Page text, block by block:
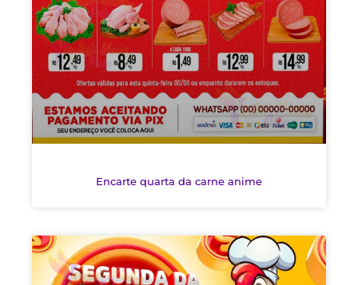
Encarte quarta da carne anime